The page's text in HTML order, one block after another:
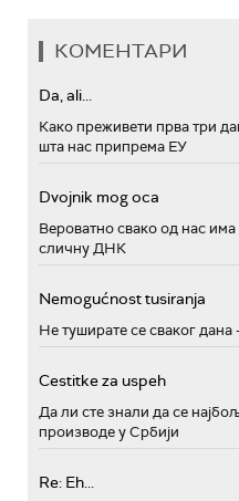
КОМЕНТАРИ
Da, ali...
Како преживети прва три
шта нас припрема ЕУ
Dvojnik mog oca
Вероватно свако од нас има
сличну ДНК
Nemogućnost tusiranja
Не туширате се сваког дана
Cestitke za uspeh
Да ли сте знали да се
производе у Србији
Re: Eh...